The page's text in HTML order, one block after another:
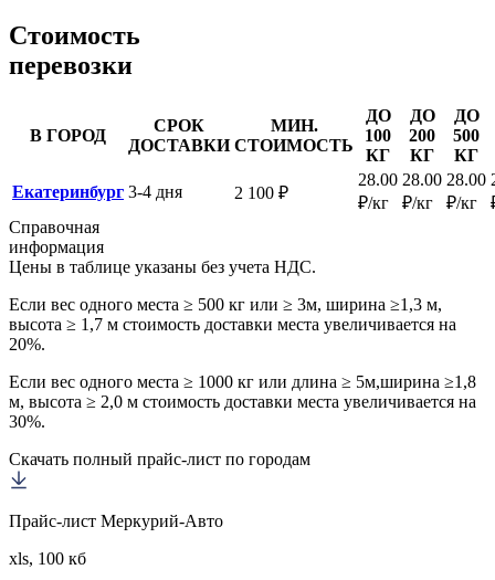
Стоимость
перевозки
В ГОРОД
СРОК
ДОСТАВКИ
МИН.
СТОИМОСТЬ
ДО
100
КГ
ДО
200
КГ
ДО
500
КГ
Екатеринбург 3-4 дня 2 100 ₽
28.00
₽/кг
28.00
₽/кг
28.00
₽/кг
Справочная
информация
Цены в таблице указаны без учета НДС.
Если вес одного места ≥ 500 кг или ≥ 3м, ширина ≥1,3 м,
высота ≥ 1,7 м стоимость доставки места увеличивается на
20%.
Если вес одного места ≥ 1000 кг или длина ≥ 5м,ширина ≥1,8
м, высота ≥ 2,0 м стоимость доставки места увеличивается на
30%.
Скачать полный прайс-лист по городам
Прайс-лист Меркурий-Авто
xls, 100 кб